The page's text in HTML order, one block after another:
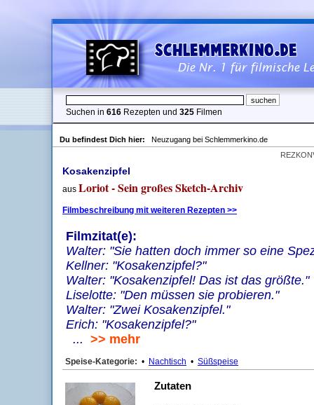
Suchen in 616 Rezepten und 325 Filmen
Du befindest Dich hier:
Neuzugang bei Schlemmerkino.de
Kosakenzipfel
aus Loriot - Sein großes Sketch-Archiv
Filmbeschreibung mit weiteren Rezepten >>
Filmzitat(e):
Walter: "Sie hatten doch immer so eine
Kellner: "Kosakenzipfel?"
Walter: "Kosakenzipfel! Das ist das größte."
Liselotte: "Den müssen sie probieren."
Walter: "Zwei Kosakenzipfel."
Erich: "Kosakenzipfel?"
... >> mehr
Speise-Kategorie: • Nachtisch • Süßspeise
Zutaten